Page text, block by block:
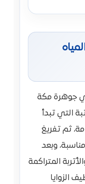
جوهرة مكة
التي تبدأ
ثم تفريغ
وبعد
المتراكمة
الزوايا